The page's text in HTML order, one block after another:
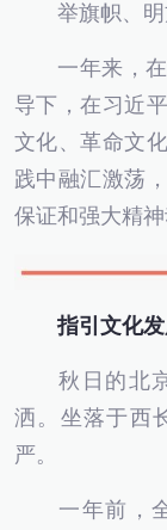
举旗帜、明
一年来，在
导下，在习近
文化、革命文
践中融汇激荡
保证和强大精神
指引文化
秋日的北京
洒。坐落于西
严。
一年前，全